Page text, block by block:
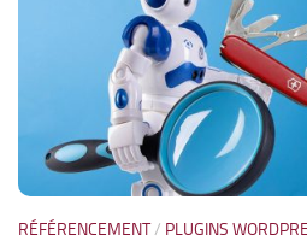
RÉFÉRENCEMENT/ PLUGINS